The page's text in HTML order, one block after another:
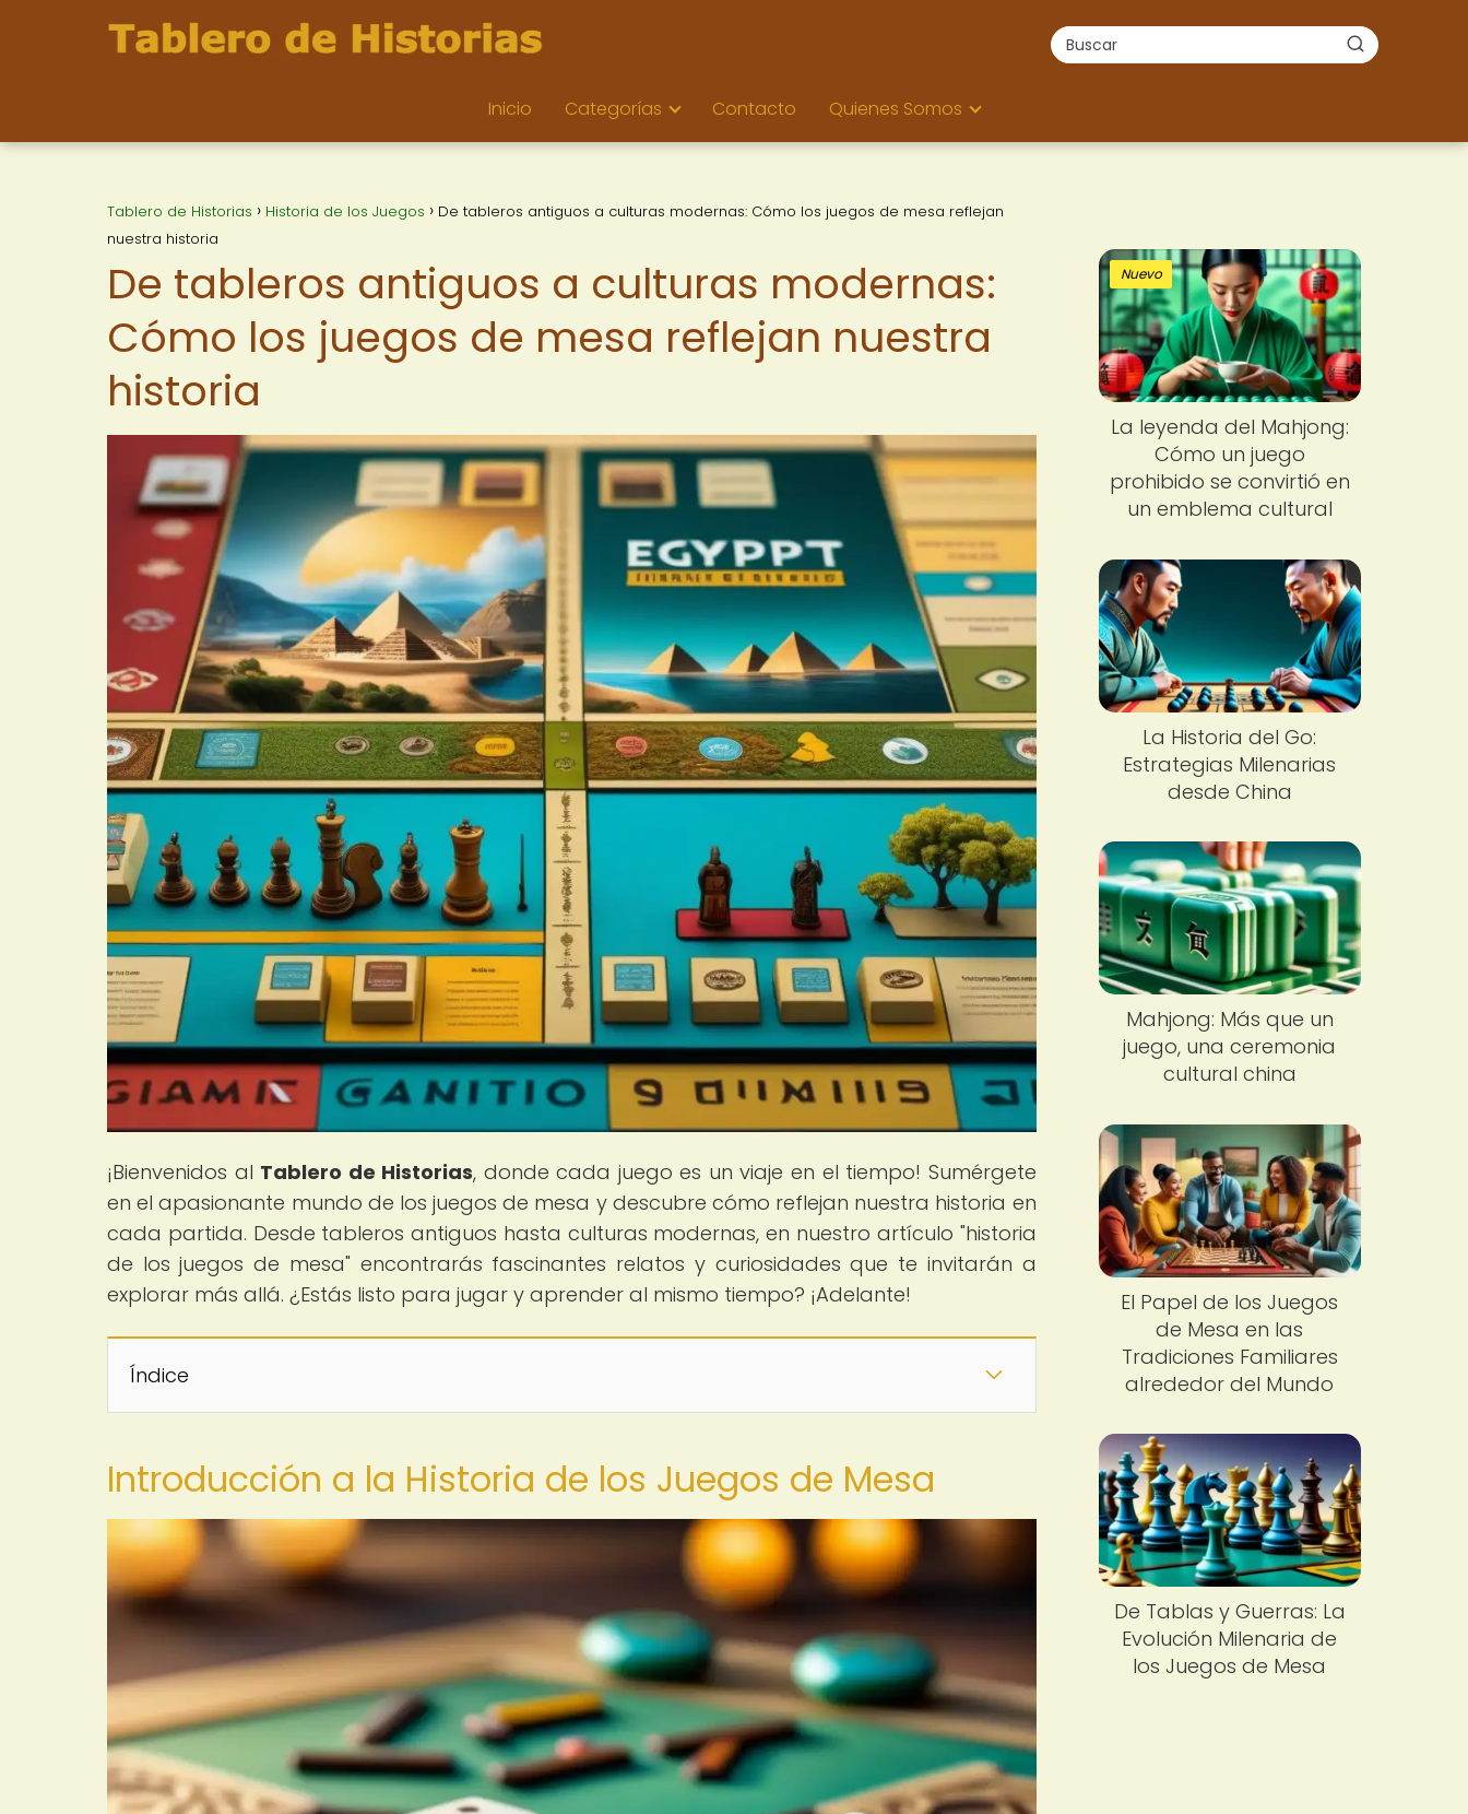
Inicio Categorías Contacto Quienes Somos
Tablero de Historias Historia de los Juegos
De tableros antiguos a culturas modernas: Cómo los juegos de mesa reflejan
nuestra historia
De tableros antiguos a culturas modernas:
Cómo los juegos de mesa reflejan nuestra
historia
¡Bienvenidos al Tablero de Historias, donde cada juego es un viaje en el tiempo! Sumérgete
en el apasionante mundo de los juegos de mesa y descubre cómo reflejan nuestra historia en
cada partida. Desde tableros antiguos hasta culturas modernas, en nuestro artículo "historia
de los juegos de mesa" encontrarás fascinantes relatos y curiosidades que te invitarán a
explorar más allá. ¿Estás listo para jugar y aprender al mismo tiempo? ¡Adelante!
Índice
Introducción a la Historia de los Juegos de Mesa
Nuevo
La leyenda del Mahjong:
Cómo un juego
prohibido se convirtió en
un emblema cultural
La Historia del Go:
Estrategias Milenarias
desde China
Mahjong: Más que un
juego, una ceremonia
cultural china
El Papel de los Juegos
de Mesa en las
Tradiciones Familiares
alrededor del Mundo
De Tablas y Guerras: La
Evolución Milenaria de
los Juegos de Mesa